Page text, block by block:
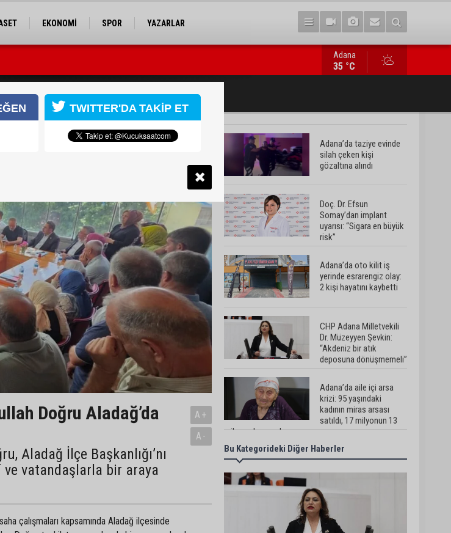
EKONOMİ SPOR YAZARLAR
Adana’da oto kilit iş yerinde esrarengiz olay: 2 kişi hayatını
Adana
35 °C
bulundu
Doğru Aladağ’da
Aladağ İlçe Başkanlığı’nı
vatandaşlarla bir araya
A+
A-
çalışmaları kapsamında Aladağ ilçesinde
Adana’da taziye evinde
silah çeken kişi
gözaltına alındı
Doç. Dr. Efsun
Somay’dan implant
uyarısı: “Sigara en büyük
risk”
Adana’da oto kilit iş
yerinde esrarengiz olay:
2 kişi hayatını kaybetti
CHP Adana Milletvekili
Dr. Müzeyyen Şevkin:
“Akdeniz bir atık
deposuna dönüşmemeli”
Adana’da aile içi arsa
krizi: 95 yaşındaki
kadının miras arsası
satıldı, 17 milyonun 13
milyonu harcandı
Uluslararası Adana Altın
Koza Film Festivali’nde
Orhan Kemal Emek
Adana’da trafikte
testereyle saldırı iddiası:
Bu Kategorideki Diğer Haberler
TWITTER'DA TAKİP ET